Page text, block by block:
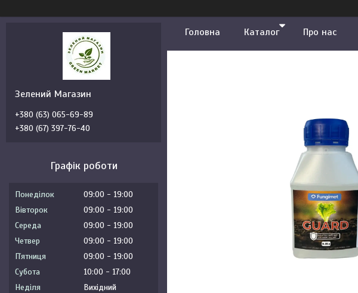
Головна Каталог Про нас
Зелений Магазин
+380 (63) 065-69-89
+380 (67) 397-76-40
Графік роботи
Понеділок 09:00
19:00
Вівторок
09:00
19:00
Середа
09:00
19:00
Четвер
09:00
19:00
Пʼятниця
09:00
19:00
Субота
10:00
17:00
Неділя
Вихідний